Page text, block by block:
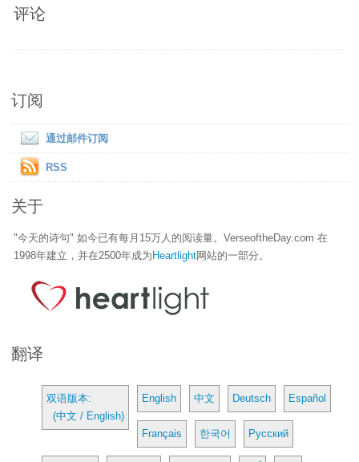
评论
订阅
通过邮件订阅
RSS
关于
"今天的诗句" 如今已有每月15万人的阅读量。VerseoftheDay.com 在
1998年建立，并在2500年成为 Heartlight网站的一部分。
翻译
双语版本:
(中文 / English)
English 中文 Deutsch Español
Français 한국어 Русский